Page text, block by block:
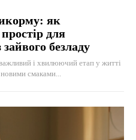
як
для
безладу
і хвилюючий етап у житті
новими смаками...